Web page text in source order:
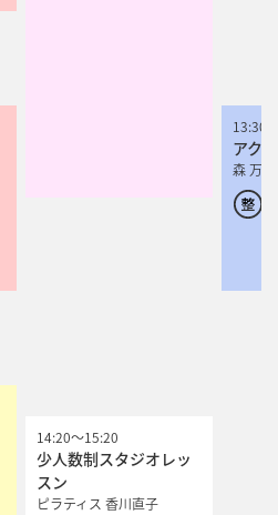
13:30
アク
森 万
14:20～15:20
少人数制スタジオレッ
スン
ピラティス 香川直子
14:20～15:20
少人数制スタジオレッ
スン
ピラティス 香川直子